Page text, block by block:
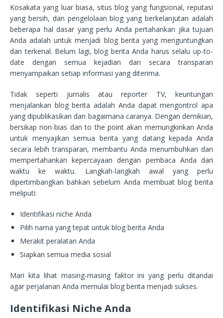
Kosakata yang luar biasa, situs blog yang fungsional, reputasi
yang bersih, dan pengelolaan blog yang berkelanjutan adalah
beberapa hal dasar yang perlu Anda pertahankan jika tujuan
Anda adalah untuk menjadi blog berita yang menguntungkan
dan terkenal. Belum lagi, blog berita Anda harus selalu up-to-
date dengan semua kejadian dan secara transparan
menyampaikan setiap informasi yang diterima.
Tidak seperti jurnalis atau reporter TV, keuntungan
menjalankan blog berita adalah Anda dapat mengontrol apa
yang dipublikasikan dan bagaimana caranya. Dengan demikian,
bersikap non-bias dan to the point akan memungkinkan Anda
untuk menyajikan semua berita yang datang kepada Anda
secara lebih transparan, membantu Anda menumbuhkan dan
mempertahankan kepercayaan dengan pembaca Anda dari
waktu ke waktu. Langkah-langkah awal yang perlu
dipertimbangkan bahkan sebelum Anda membuat blog berita
meliputi:
Identifikasi niche Anda
Pilih nama yang tepat untuk blog berita Anda
Merakit peralatan Anda
Siapkan semua media sosial
Mari kita lihat masing-masing faktor ini yang perlu ditandai
agar perjalanan Anda memulai blog berita menjadi sukses.
Identifikasi Niche Anda